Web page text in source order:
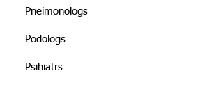
Pneimonologs
Podologs
Psihiatrs